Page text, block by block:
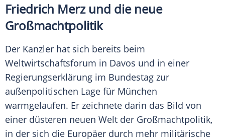
Friedrich Merz und die neue
Großmachtpolitik
Der Kanzler hat sich bereits beim
Weltwirtschaftsforum in Davos und in einer
Regierungserklärung im Bundestag zur
außenpolitischen Lage für München
warmgelaufen. Er zeichnete darin das Bild von
einer düsteren neuen Welt der Großmachtpolitik,
in der sich die Europäer durch mehr militärische